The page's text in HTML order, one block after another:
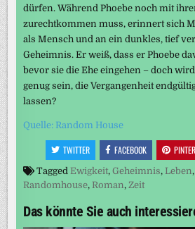
dürfen. Während Phoebe noch mit
zurechtkommen muss, erinnert sich
als Mensch und an ein dunkles, tief
Geheimnis. Er weiß, dass er Phoebe
bevor sie die Ehe eingehen – doch
genug sein, die Vergangenheit
lassen?
Quelle: Random House
TWITTER FACEBOOK
Tagged Ewigkeit,Geheimnis, Leben,
Randomhouse, Roman, Zeit
Das könnte Sie auch